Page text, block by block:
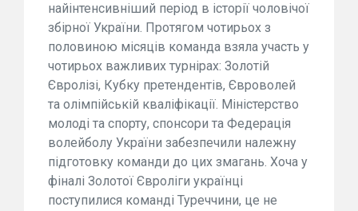
найінтенсивніший період в історії чоловічої
збірної України. Протягом чотирьох з
половиною місяців команда взяла участь у
чотирьох важливих турнірах: Золотій
Євролізі, Кубку претендентів, Євроволей
та олімпійській кваліфікації. Міністерство
молоді та спорту, спонсори та Федерація
волейболу України забезпечили належну
підготовку команди до цих змагань. Хоча у
фіналі Золотої Євроліги українці
поступилися команді Туреччини, це не